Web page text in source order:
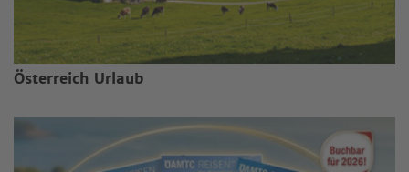
Österreich Urlaub